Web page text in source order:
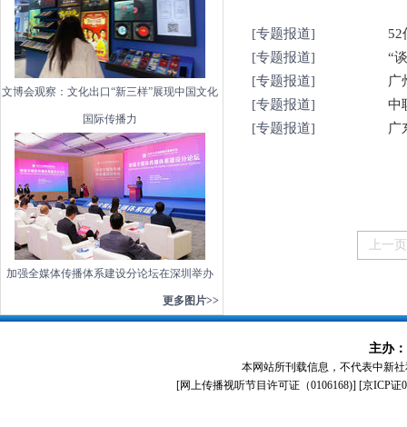
文博会观察：文化出口“新三样”展现中国文化
国际传播力
加强全媒体传播体系建设分论坛在深圳举办
更多图片>>
[专题报道]
[专题报道]
[专题报道]
广
[专题报道]
中
[专题报道]
广
上一页
主办
本网站所刊载信息，不代表中新
[网上传播视听节目许可证（0106168)] [京ICP证